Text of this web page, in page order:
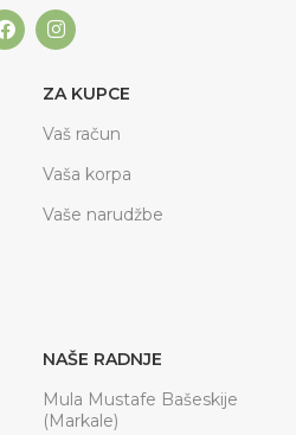
ZA KUPCE
Vaš račun
Vaša korpa
Vaše narudžbe
NAŠE RADNJE
Mula Mustafe Bašeskije
(Markale)